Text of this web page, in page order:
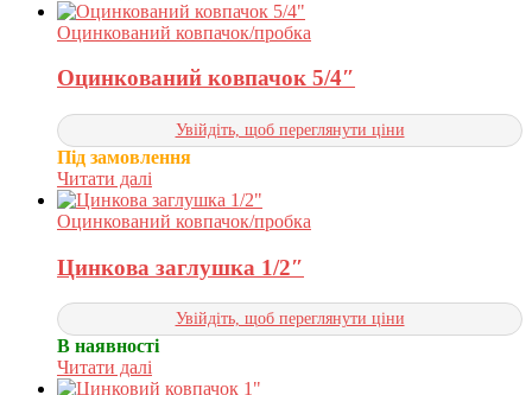
Оцинкований ковпачок/пробка
Оцинкований ковпачок 5/4″
Увійдіть, щоб переглянути ціни
Під замовлення
Читати далі
Оцинкований ковпачок/пробка
Цинкова заглушка 1/2″
Увійдіть, щоб переглянути ціни
В наявності
Читати далі